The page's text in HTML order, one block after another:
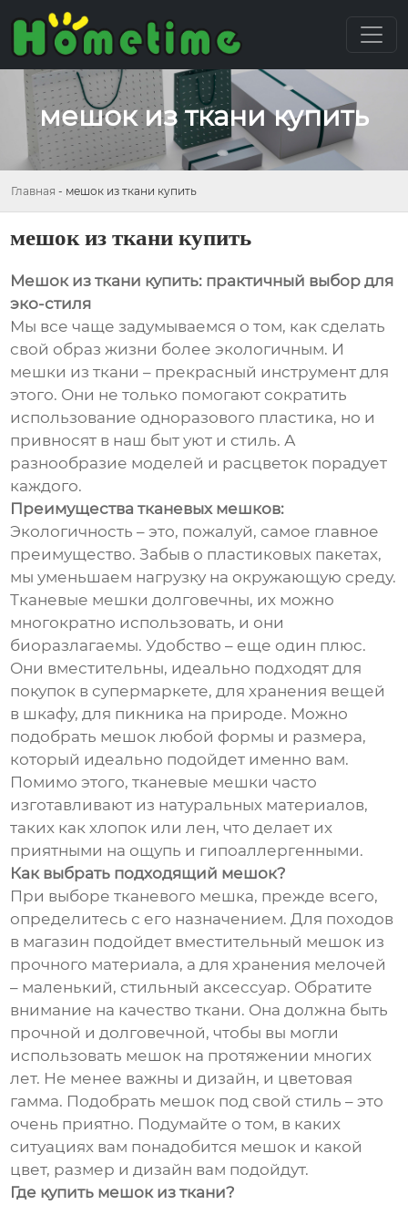
мешок из ткани купить
Главная - мешок из ткани купить
мешок из ткани купить
Мешок из ткани купить: практичный выбор для
эко-стиля
Мы все чаще задумываемся о том, как сделать
свой образ жизни более экологичным. И
мешки из ткани – прекрасный инструмент для
этого. Они не только помогают сократить
использование одноразового пластика, но и
привносят в наш быт уют и стиль. А
разнообразие моделей и расцветок порадует
каждого.
Преимущества тканевых мешков:
Экологичность – это, пожалуй, самое главное
преимущество. Забыв о пластиковых пакетах,
мы уменьшаем нагрузку на окружающую среду.
Тканевые мешки долговечны, их можно
многократно использовать, и они
биоразлагаемы. Удобство – еще один плюс.
Они вместительны, идеально подходят для
покупок в супермаркете, для хранения вещей
в шкафу, для пикника на природе. Можно
подобрать мешок любой формы и размера,
который идеально подойдет именно вам.
Помимо этого, тканевые мешки часто
изготавливают из натуральных материалов,
таких как хлопок или лен, что делает их
приятными на ощупь и гипоаллергенными.
Как выбрать подходящий мешок?
При выборе тканевого мешка, прежде всего,
определитесь с его назначением. Для походов
в магазин подойдет вместительный мешок из
прочного материала, а для хранения мелочей
– маленький, стильный аксессуар. Обратите
внимание на качество ткани. Она должна быть
прочной и долговечной, чтобы вы могли
использовать мешок на протяжении многих
лет. Не менее важны и дизайн, и цветовая
гамма. Подобрать мешок под свой стиль – это
очень приятно. Подумайте о том, в каких
ситуациях вам понадобится мешок и какой
цвет, размер и дизайн вам подойдут.
Где купить мешок из ткани?